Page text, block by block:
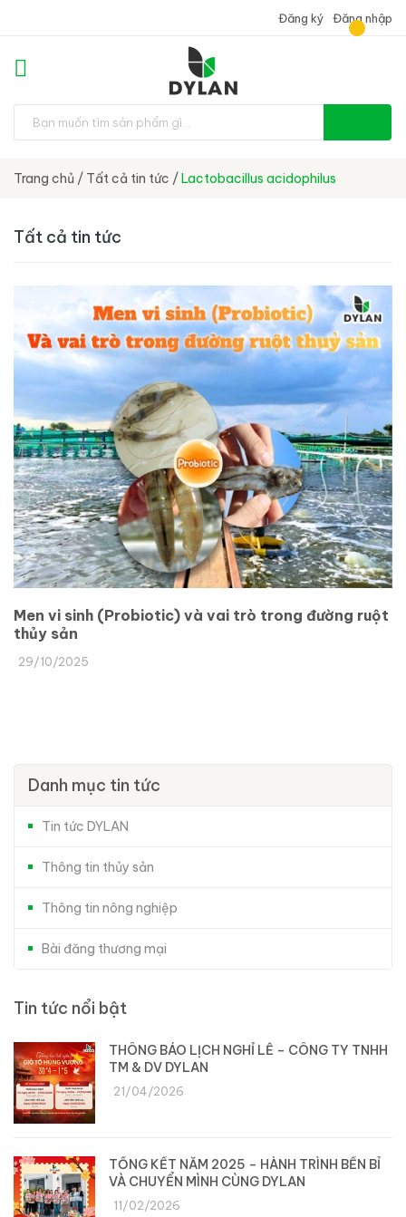
Đăng ký Đăng nhập
Trang chủ / Tất cả tin tức /Lactobacillus acidophilus
Tất cả tin tức
Men vi sinh (Probiotic) và vai trò trong đường ruột
thủy sản
29/10/2025
Danh mục tin tức
Tin tức DYLAN
Thông tin thủy sản
Thông tin nông nghiệp
Bài đăng thương mại
Tin tức nổi bật
THÔNG BÁO LỊCH NGHỈ LỄ – CÔNG TY TNHH
TM & DV DYLAN
21/04/2026
TỔNG KẾT NĂM 2025 – HÀNH TRÌNH BỀN BỈ
VÀ CHUYỂN MÌNH CÙNG DYLAN
11/02/2026